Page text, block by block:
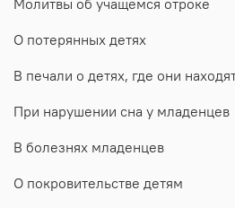
Молитвы об учащемся отроке
О потерянных детях
В печали о детях, где они
При нарушении сна у младенцев
В болезнях младенцев
О покровительстве детям